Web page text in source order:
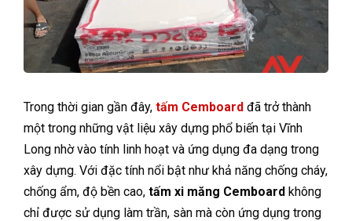
Trong thời gian gần đây, tấm Cemboard đã trở thành
một trong những vật liệu xây dựng phổ biến tại Vĩnh
Long nhờ vào tính linh hoạt và ứng dụng đa dạng trong
xây dựng. Với đặc tính nổi bật như khả năng chống cháy,
chống ẩm, độ bền cao, tấm xi măng Cemboard không
chỉ được sử dụng làm trần, sàn mà còn ứng dụng trong